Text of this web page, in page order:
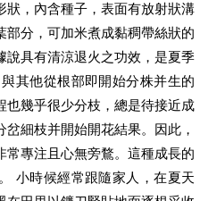
狀，內含種子，表面有放射狀溝
分，可加米煮成黏稠帶絲狀的
具有清涼退火之功效，是夏季
其他從根部即開始分株并生的
幾乎很少分枝，總是待接近成
細枝并開始開花結果。因此，
專注且心無旁鶩。這種成長的
小時候經常跟隨家人，在夏天